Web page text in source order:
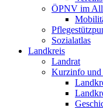
ÖPNV im
Sozialatlas
Landkreis
Landrat
Kurzinfo und